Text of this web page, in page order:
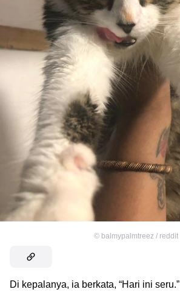
© balmypalmtreez / reddit
Di kepalanya, ia berkata, “Hari ini seru.”